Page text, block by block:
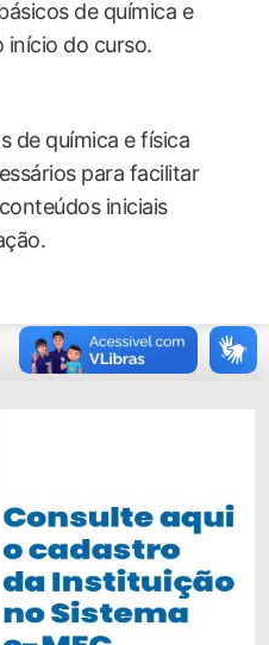
de química e
do curso.
de química e física
para facilitar
iniciais